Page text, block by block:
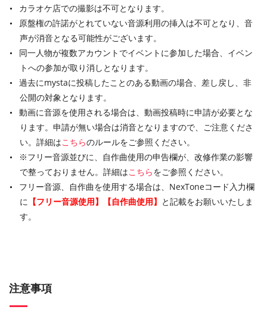
カラオケ店での撮影は不可となります。
原盤権の許諾がとれていない音源利用の挿入は不可となり、音
声が消音となる可能性がございます。
同一人物が複数アカウントでイベントに参加した場合、イベン
トへの参加が取り消しとなります。
過去にmystaに投稿したことのある動画の場合、差し戻し、非
公開の対象となります。
動画に音源を使用される場合は、動画投稿時に申請が必要とな
ります。申請が無い場合は消音となりますので、ご注意くださ
い。詳細はこちらのルールをご参照ください。
※フリー音源並びに、自作曲使用の申告欄が、改修作業の影響
で整っておりません。詳細はこちらをご参照ください。
フリー音源、自作曲を使用する場合は、NexToneコード入力欄
に 【フリー音源使用】【自作曲使用】
と記載をお願いいたしま
す。
注意事項